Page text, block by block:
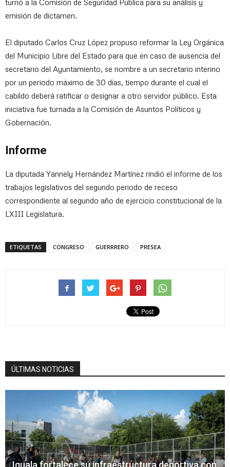
turnó a la Comisión de Seguridad Pública para su análisis y
emisión de dictamen.
El diputado Carlos Cruz López propuso reformar la Ley Orgánica
del Municipio Libre del Estado para que en caso de ausencia del
secretario del Ayuntamiento, se nombre a un secretario interino
por un periodo máximo de 30 días, tiempo durante el cual el
cabildo deberá ratificar o designar a otro servidor público. Esta
iniciativa fue turnada a la Comisión de Asuntos Políticos y
Gobernación.
Informe
La diputada Yannely Hernández Martínez rindió el informe de los
trabajos legislativos del segundo periodo de receso
correspondiente al segundo año de ejercicio constitucional de la
LXIII Legislatura.
ETIQUETAS CONGRESO GUERRRERO PRESEA
ÚLTIMAS NOTICIAS
Iguala fortalece su infraestructura deportiva con